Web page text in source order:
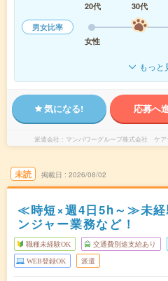
20代
30代
男女比率
女性
もっと
気になる! 応募へ
派遣会社 マンパワーグループ株式会社 ケ
未読 掲載日 2026/08/02
≪時短×週4日5h～≫未経
ンジャー業務など！
職種未経験OK 交通費別途支給あり
WEB登録OK 派遣